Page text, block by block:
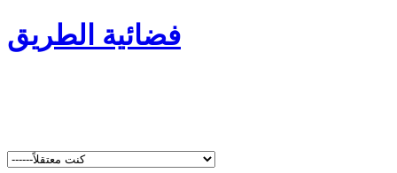
فضائية الطريق